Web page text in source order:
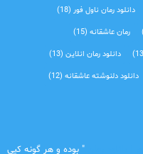
دانلود رمان ناول فور(18)
رمان عاشقانه(15)
دانلود رمان انلاین(13)
دانلود دلنوشته عاشقانه(12)
" بوده و هر گونه کپی